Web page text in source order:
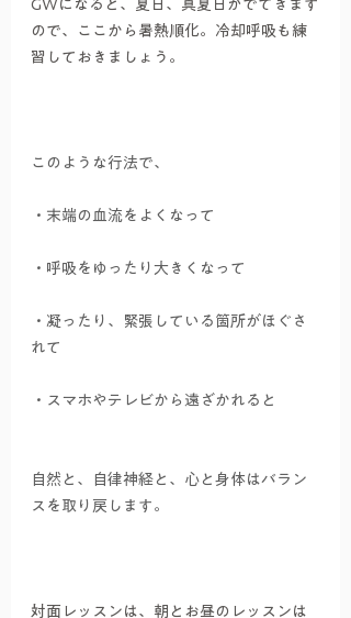
GWになると、夏日、真夏日がでてきます
ので、ここから暑熱順化。冷却呼吸も練
習しておきましょう。
このような行法で、
・末端の血流をよくなって
・呼吸をゆったり大きくなって
・凝ったり、緊張している箇所がほぐさ
れて
・スマホやテレビから遠ざかれると
自然と、自律神経と、心と身体はバラン
スを取り戻します。
対面レッスンは、朝とお昼のレッスンは